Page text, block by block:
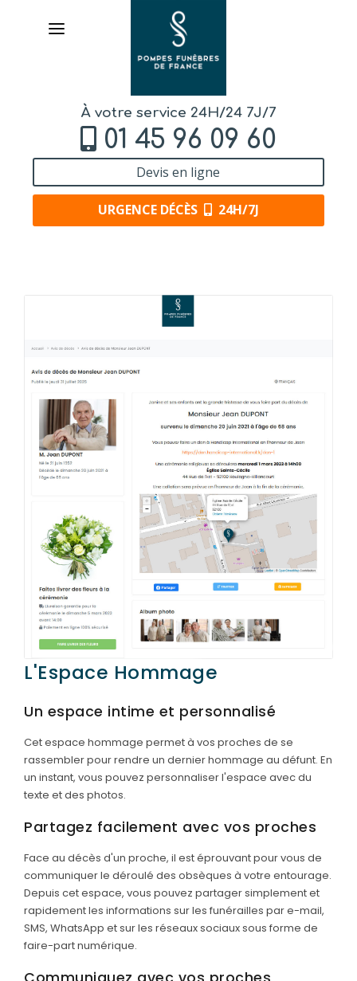
À votre service 24H/24 7J/7
01 45 96 09 60
Devis en ligne
URGENCE DÉCÈS 24H/7J
ORGANISER DES OBSÈQUES
PRÉVOIR SES OBSÈQUES
Concessions funéraires
Entretien de sépulture
Livraison de Fleurs Naturelles
Livraison de plaques
Nos capitons funéraires
Nos cercueils
Nos fleurs naturelles
Nos monuments
Rapatriement
Services aux familles
NOS AGENCES
Agence de BOULOGNE-BILLANCOURT
Agence de PARIS 13
Agence de PARIS 16
Agence de PARIS 17
Agence de PARIS 19
Agence de LEVALLOIS-PERRET
L'Espace Hommage
Un espace intime et personnalisé
Cet espace hommage permet à vos proches de se
rassembler pour rendre un dernier hommage au défunt. En
un instant, vous pouvez personnaliser l'espace avec du
texte et des photos.
Partagez facilement avec vos proches
Face au décès d'un proche, il est éprouvant pour vous de
communiquer le déroulé des obsèques à votre entourage.
Depuis cet espace, vous pouvez partager simplement et
rapidement les informations sur les funérailles par e-mail,
SMS, WhatsApp et sur les réseaux sociaux sous forme de
faire-part numérique.